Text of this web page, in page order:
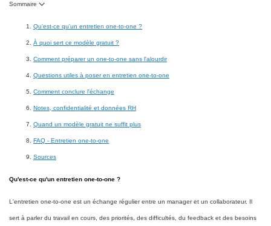
Sommaire
Qu'est-ce qu'un entretien one-to-one ?
À quoi sert ce modèle gratuit ?
Comment préparer un one-to-one sans l'alourdir
Questions utiles à poser en entretien one-to-one
Comment conclure l'échange
Notes, confidentialité et données RH
Quand un modèle gratuit ne suffit plus
FAQ - Entretien one-to-one
Sources
Qu'est-ce qu'un entretien one-to-one ?
L'entretien one-to-one est un échange régulier entre un manager et un collaborateur. Il
sert à parler du travail en cours, des priorités, des difficultés, du feedback et des besoins